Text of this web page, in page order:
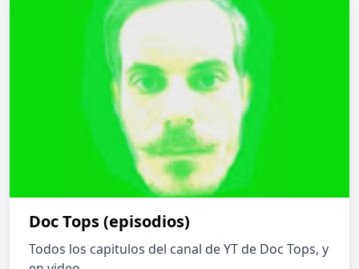
Doc Tops (episodios)
Todos los capitulos del canal de YT de Doc Tops, y